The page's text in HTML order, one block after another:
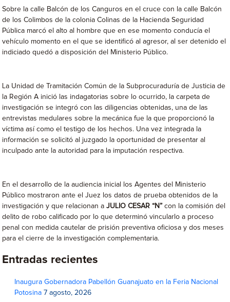
Sobre la calle Balcón de los Canguros en el cruce con la calle Balcón
de los Colimbos de la colonia Colinas de la Hacienda Seguridad
Pública marcó el alto al hombre que en ese momento conducía el
vehículo momento en el que se identificó al agresor, al ser detenido el
indiciado quedó a disposición del Ministerio Público.
La Unidad de Tramitación Común de la Subprocuraduría de Justicia de
la Región A inició las indagatorias sobre lo ocurrido, la carpeta de
investigación se integró con las diligencias obtenidas, una de las
entrevistas medulares sobre la mecánica fue la que proporcionó la
víctima así como el testigo de los hechos. Una vez integrada la
información se solicitó al juzgado la oportunidad de presentar al
inculpado ante la autoridad para la imputación respectiva.
En el desarrollo de la audiencia inicial los Agentes del Ministerio
Público mostraron ante el Juez los datos de prueba obtenidos de la
investigación y que relacionan aJULIO CESAR “N”con la comisión del
delito de robo calificado por lo que determinó vincularlo a proceso
penal con medida cautelar de prisión preventiva oficiosa y dos meses
para el cierre de la investigación complementaria.
Entradas recientes
Inaugura Gobernadora Pabellón Guanajuato en la Feria Nacional
Potosina 7 agosto, 2026